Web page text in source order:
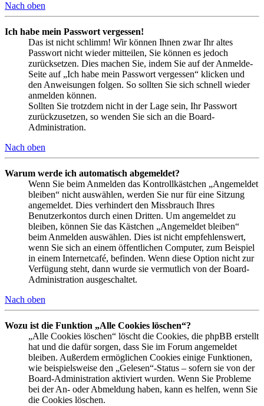
Nach oben
Ich habe mein Passwort vergessen!
Das ist nicht schlimm! Wir können Ihnen zwar Ihr altes
Passwort nicht wieder mitteilen, Sie können es jedoch
zurücksetzen. Dies machen Sie, indem Sie auf der Anmelde-
Seite auf „Ich habe mein Passwort vergessen“ klicken und
den Anweisungen folgen. So sollten Sie sich schnell wieder
anmelden können.
Sollten Sie trotzdem nicht in der Lage sein, Ihr Passwort
zurückzusetzen, so wenden Sie sich an die Board-
Administration.
Nach oben
Warum werde ich automatisch abgemeldet?
Wenn Sie beim Anmelden das Kontrollkästchen „Angemeldet
bleiben“ nicht auswählen, werden Sie nur für eine Sitzung
angemeldet. Dies verhindert den Missbrauch Ihres
Benutzerkontos durch einen Dritten. Um angemeldet zu
bleiben, können Sie das Kästchen „Angemeldet bleiben“
beim Anmelden auswählen. Dies ist nicht empfehlenswert,
wenn Sie sich an einem öffentlichen Computer, zum Beispiel
in einem Internetcafé, befinden. Wenn diese Option nicht zur
Verfügung steht, dann wurde sie vermutlich von der Board-
Administration ausgeschaltet.
Nach oben
Wozu ist die Funktion „Alle Cookies löschen“?
„Alle Cookies löschen“ löscht die Cookies, die phpBB erstellt
hat und die dafür sorgen, dass Sie im Forum angemeldet
bleiben. Außerdem ermöglichen Cookies einige Funktionen,
wie beispielsweise den „Gelesen“-Status – sofern sie von der
Board-Administration aktiviert wurden. Wenn Sie Probleme
bei der An- oder Abmeldung haben, kann es helfen, wenn Sie
die Cookies löschen.